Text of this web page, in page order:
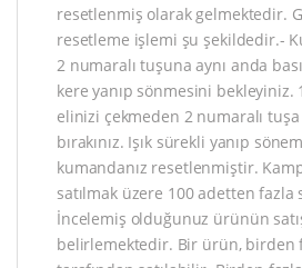
resetlenmiş olarak gelmektedir.
resetleme işlemi şu şekildedir.-
2 numaralı tuşuna aynı anda
kere yanıp sönmesini bekleyiniz.
elinizi çekmeden 2 numaralı tuşa
bırakınız. Işık sürekli yanıp
kumandanız resetlenmiştir.
satılmak üzere 100 adetten
İncelemiş olduğunuz ürünün satış
belirlemektedir. Bir ürün, birden